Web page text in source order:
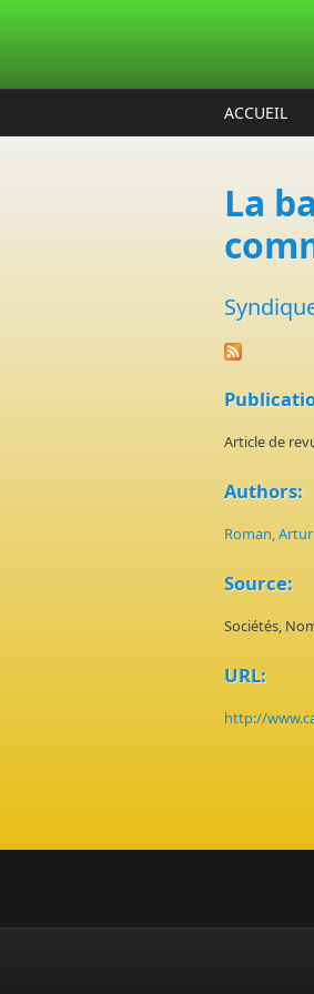
ACCUEIL
La
Article de
Authors:
Roman, Artur
Source:
Sociétés,
URL:
http://